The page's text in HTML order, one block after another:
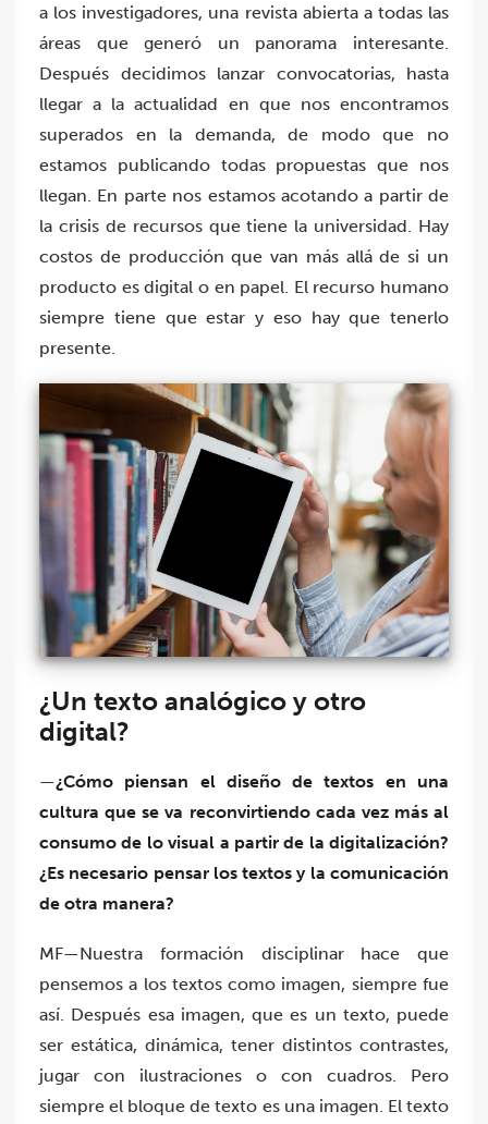
a los investigadores, una revista abierta a todas las
áreas que generó un panorama interesante.
Después decidimos lanzar convocatorias, hasta
llegar a la actualidad en que nos encontramos
superados en la demanda, de modo que no
estamos publicando todas propuestas que nos
llegan. En parte nos estamos acotando a partir de
la crisis de recursos que tiene la universidad. Hay
costos de producción que van más allá de si un
producto es digital o en papel. El recurso humano
siempre tiene que estar y eso hay que tenerlo
presente.
¿Un texto analógico y otro
digital?
—¿Cómo piensan el diseño de textos en una
cultura que se va reconvirtiendo cada vez más al
consumo de lo visual a partir de la digitalización?
¿Es necesario pensar los textos y la comunicación
de otra manera?
MF—Nuestra formación disciplinar hace que
pensemos a los textos como imagen, siempre fue
así. Después esa imagen, que es un texto, puede
ser estática, dinámica, tener distintos contrastes,
jugar con ilustraciones o con cuadros. Pero
siempre el bloque de texto es una imagen. El texto